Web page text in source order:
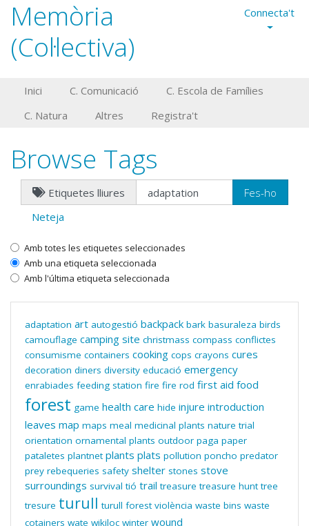
Memòria
(Col·lectiva)
Connecta't
Inici C. Comunicació
C. Escola de Famílies
C. Natura
Altres Registra't
Browse Tags
Etiquetes lliures
Neteja
Amb totes les etiquetes seleccionades
Amb una etiqueta seleccionada
Amb l'última etiqueta seleccionada
adaptation art autogestió backpack bark basuraleza birds
camouflage camping site christmass compass conflictes
consumisme containers cooking cops crayons cures
decoration diners diversity educació emergency
enrabiades feeding station fire fire rod first aid food
forest game health care hide injure introduction
leaves map maps meal medicinal plants nature trial
orientation ornamental plants outdoor paga paper
pataletes plantnet plants plats pollution poncho predator
prey rebequeries safety shelter stones stove
surroundings survival tió trail treasure treasure hunt tree
tresure turull turull forest violència waste bins waste
cotainers wate wikiloc winter wound